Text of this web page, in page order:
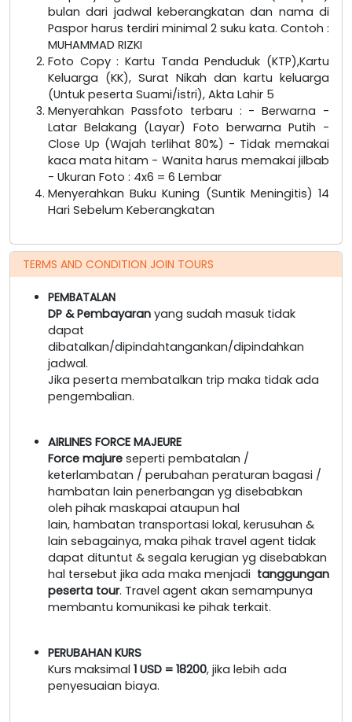
bulan dari jadwal keberangkatan dan nama di
Paspor harus terdiri minimal 2 suku kata. Contoh :
MUHAMMAD RIZKI
Foto Copy : Kartu Tanda Penduduk (KTP),Kartu
Keluarga (KK), Surat Nikah dan kartu keluarga
(Untuk peserta Suami/istri), Akta Lahir 5
Menyerahkan Passfoto terbaru : - Berwarna -
Latar Belakang (Layar) Foto berwarna Putih -
Close Up (Wajah terlihat 80%) - Tidak memakai
kaca mata hitam - Wanita harus memakai jilbab
- Ukuran Foto : 4x6 = 6 Lembar
Menyerahkan Buku Kuning (Suntik Meningitis) 14
Hari Sebelum Keberangkatan
TERMS AND CONDITION JOIN TOURS
PEMBATALAN
DP & Pembayaran yang sudah masuk tidak
dapat
dibatalkan/dipindahtangankan/dipindahkan
jadwal.
Jika peserta membatalkan trip maka tidak ada
pengembalian.
AIRLINES FORCE MAJEURE
Force majure seperti pembatalan /
keterlambatan / perubahan peraturan bagasi /
hambatan lain penerbangan yg disebabkan
oleh pihak maskapai ataupun hal
lain, hambatan transportasi lokal, kerusuhan &
lain sebagainya, maka pihak travel agent tidak
dapat dituntut & segala kerugian yg disebabkan
hal tersebut jika ada maka menjadi tanggungan
peserta tour. Travel agent akan semampunya
membantu komunikasi ke pihak terkait.
PERUBAHAN KURS
Kurs maksimal 1 USD = 18200, jika lebih ada
penyesuaian biaya.